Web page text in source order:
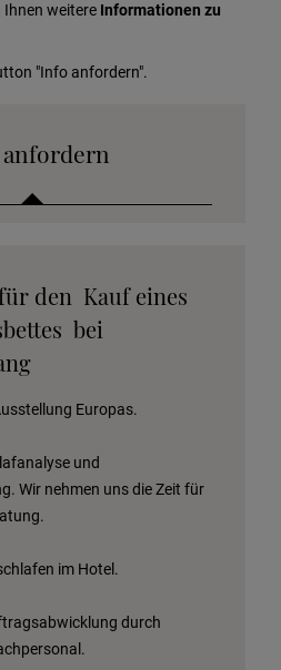
Ihnen weitere Informationen zu
"Info anfordern".
anfordern
Beratung anfordern
vereinbaren
im Hotel
den Kauf eines
bei
Europas.
und
Wir nehmen uns die Zeit für
im Hotel.
durch